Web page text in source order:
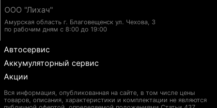
ООО "Лихач"
Амурская область г. Благовещенск ул. Чехова, 3
по рабочим дням с 8:00 до 19:00
Автосервис
Аккумуляторный сервис
Акции
Вся информация, опубликованная на сайте, в том числе цены
товаров, описания, характеристики и комплектации не являются